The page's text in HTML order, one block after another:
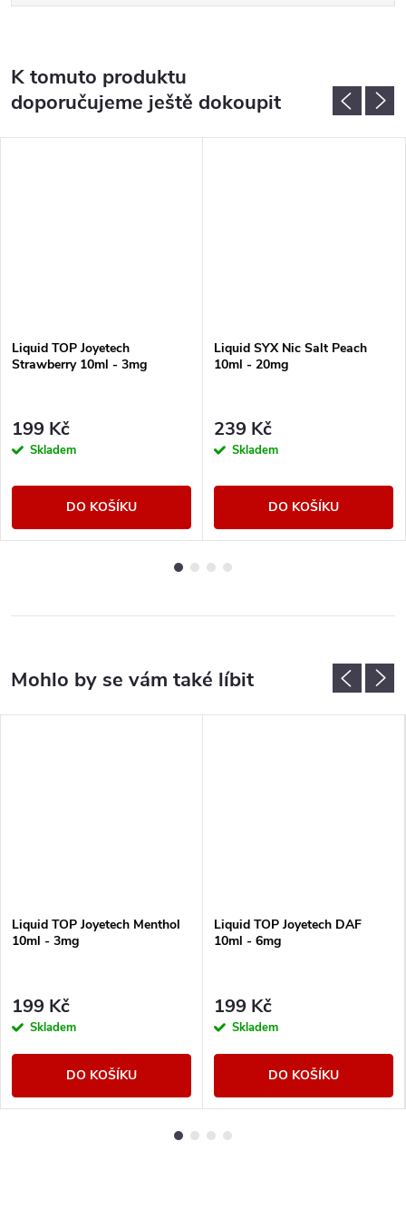
K tomuto produktu
doporučujeme ještě dokoupit
Liquid TOP Joyetech
Strawberry 10ml - 3mg
199 Kč
Skladem
DO KOŠÍKU
Liquid SYX Nic Salt Peach
10ml - 20mg
239 Kč
Skladem
DO KOŠÍKU
Liquid TOP Joyetech Menthol
10ml - 3mg
199 Kč
Skladem
DO KOŠÍKU
Liquid TOP Joyetech DAF
10ml - 6mg
199 Kč
Skladem
DO KOŠÍKU